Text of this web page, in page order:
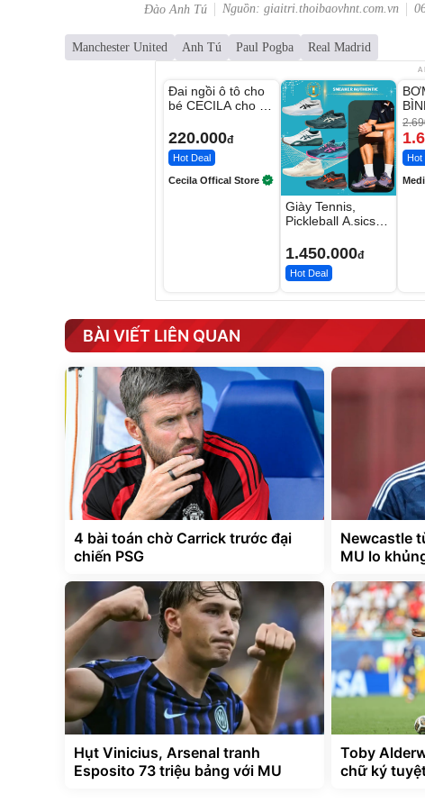
Đào Anh Tú Nguồn: giaitri.thoibaovhnt.com.vn
Manchester United Anh Tú Paul Pogba Real Madrid
Đai ngồi ô tô cho
bé CECILA cho bé
220.000đ
Hot Deal
Cecila Offical Store
Giày Tennis,
Pickleball A.sics
Các Phối Màu
1.450.000đ
Hot Deal
-
Hot
BÀI VIẾT LIÊN QUAN
4 bài toán chờ Carrick trước đại
chiến PSG
Newcastle
MU lo
Hụt Vinicius, Arsenal tranh
Esposito 73 triệu bảng với MU
Toby
chữ ký